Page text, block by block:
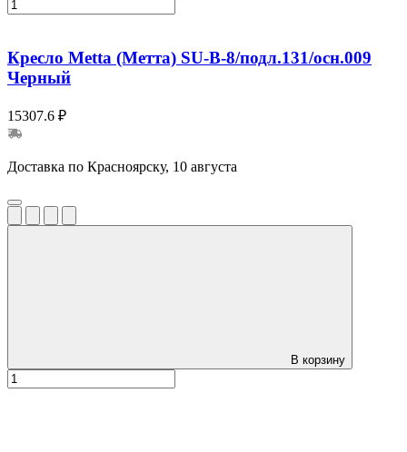
Кресло Metta (Метта) SU-B-8/подл.131/осн.009
Черный
15307.6 ₽
Доставка по Красноярску, 10 августа
В корзину